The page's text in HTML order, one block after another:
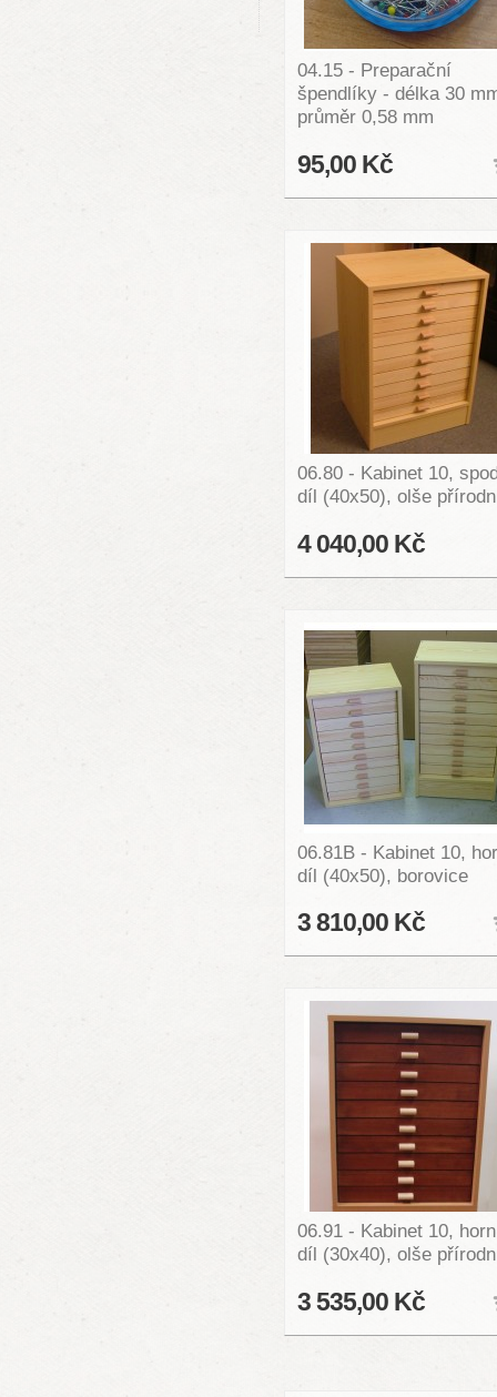
04.15 - Preparační
špendlíky - délka 30
průměr 0,58 mm
95,00 Kč
06.80 - Kabinet 10,
díl (40x50), olše
4 040,00 Kč
06.81B - Kabinet 10,
díl (40x50), borovice
3 810,00 Kč
06.91 - Kabinet 10,
díl (30x40), olše
3 535,00 Kč